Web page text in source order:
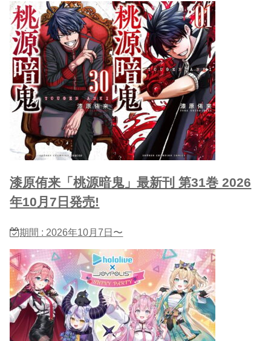
漆原侑来「桃源暗鬼」最新刊 第31巻 2026
年10月7日発売!
期間 : 2026年10月7日〜